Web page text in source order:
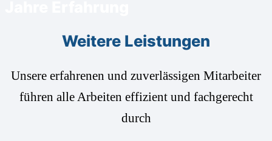
Weitere Leistungen
Unsere erfahrenen und zuverlässigen Mitarbeiter
führen alle Arbeiten effizient und fachgerecht
durch